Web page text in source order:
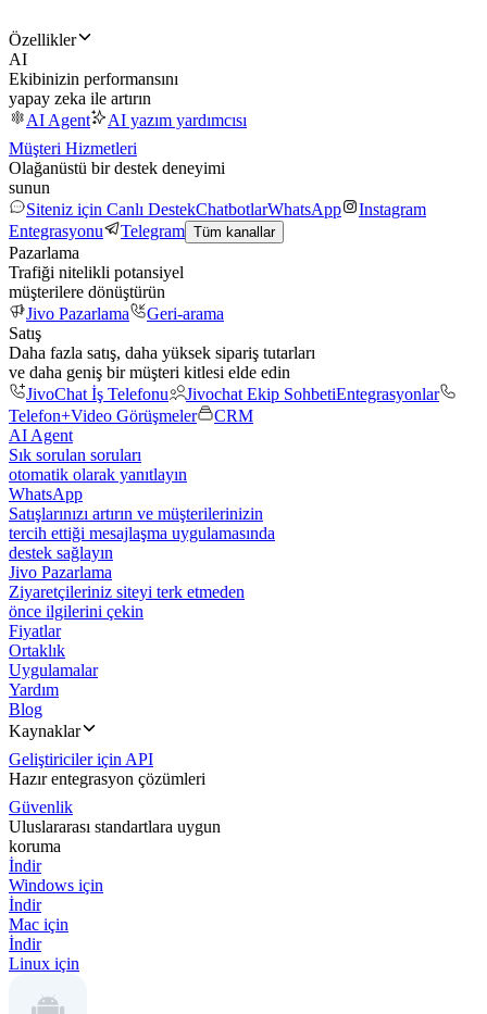
Özellikler
AI
Ekibinizin performansını
yapay zeka ile artırın
AI Agent
AI yazım yardımcısı
Müşteri Hizmetleri
Olağanüstü bir destek deneyimi
sunun
Siteniz için Canlı DestekChatbotlarWhatsApp
Instagram
Entegrasyonu
Telegram Tüm kanallar
Pazarlama
Trafiği nitelikli potansiyel
müşterilere dönüştürün
Jivo Pazarlama
Geri-arama
Satış
Daha fazla satış, daha yüksek sipariş tutarları
ve daha geniş bir müşteri kitlesi elde edin
JivoChat İş Telefonu
Jivochat Ekip SohbetiEntegrasyonlar
Telefon+Video Görüşmeler
CRM
AI Agent
Sık sorulan soruları
otomatik olarak yanıtlayın
WhatsApp
Satışlarınızı artırın ve müşterilerinizin
tercih ettiği mesajlaşma uygulamasında
destek sağlayın
Jivo Pazarlama
Ziyaretçileriniz siteyi terk etmeden
önce ilgilerini çekin
Fiyatlar
Ortaklık
Uygulamalar
Yardım
Blog
Kaynaklar
Geliştiriciler için API
Hazır entegrasyon çözümleri
Güvenlik
Uluslararası standartlara uygun
koruma
İndir
Windows için
İndir
Mac için
İndir
Linux için